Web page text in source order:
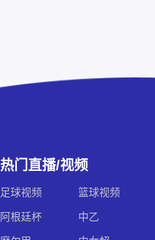
热门直播/视频
足球视频 篮球视频
阿根廷杯 中乙